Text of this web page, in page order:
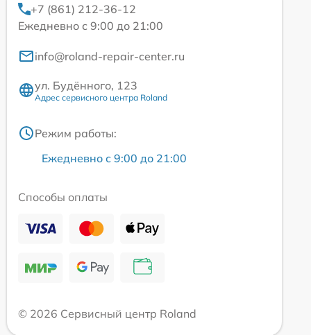
+7 (861) 212-36-12
Ежедневно с 9:00 до 21:00
info@roland-repair-center.ru
ул. Будённого, 123
Адрес сервисного центра Roland
Режим работы:
Ежедневно с 9:00 до 21:00
Способы оплаты
© 2026 Сервисный центр Roland